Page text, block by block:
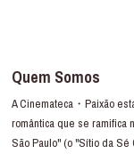
Quem Somos
A Cinemateca・Paixão
romântica que se ramifica
São Paulo" (o "Sítio da Sé